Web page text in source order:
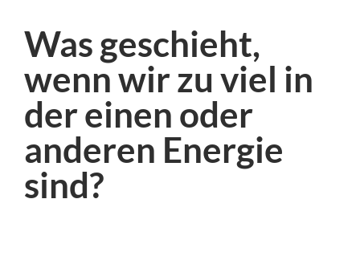
Was geschieht,
wenn wir zu viel in
der einen oder
anderen Energie
sind?